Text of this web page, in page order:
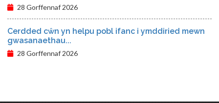
28 Gorffennaf 2026
Cerdded cŵn yn helpu pobl ifanc i ymddiried mewn
gwasanaethau...
28 Gorffennaf 2026